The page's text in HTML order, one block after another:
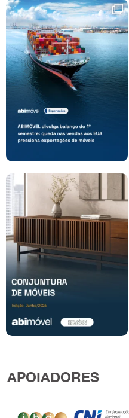
APOIADORES